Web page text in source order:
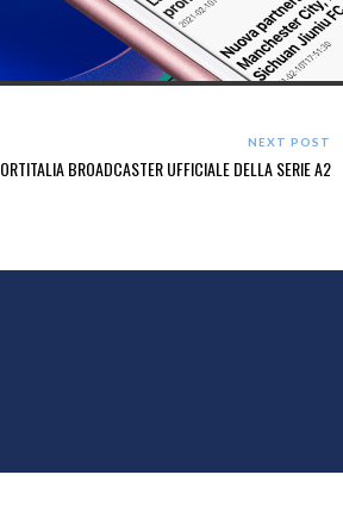
NEXT POST
BROADCASTER UFFICIALE DELLA SERIE A2